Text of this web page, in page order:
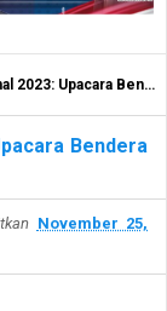
di SD Hang Tuah Kota Makassar
Bendera
November 25,